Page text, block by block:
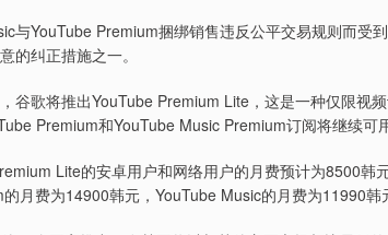
YouTube Premium捆绑销售违反公平交易规则而受
的纠正措施之一。
歌将推出YouTube Premium Lite，这是一种仅限视
Premium和YouTube Music Premium订阅将继续可用
Lite的安卓用户和网络用户的月费预计为8500韩
月费为14900韩元，YouTube Music的月费为11990韩